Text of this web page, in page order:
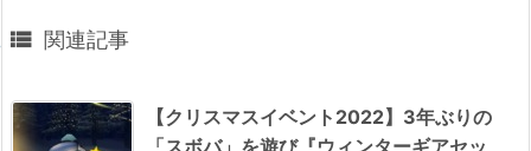
 関連記事
【クリスマスイベント2022】3年ぶりの